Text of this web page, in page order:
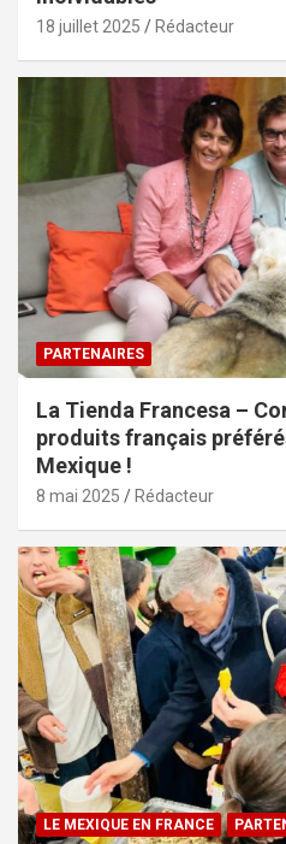
18 juillet 2025 Rédacteur
PARTENAIRES
La Tienda Francesa –
produits français
Mexique !
8 mai 2025 Rédacteur
LE MEXIQUE EN FRANCE